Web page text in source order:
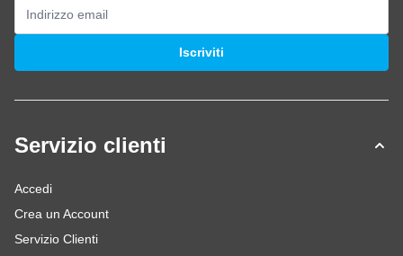
Indirizzo email
Iscriviti
Servizio clienti
Accedi
Crea un Account
Servizio Clienti